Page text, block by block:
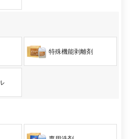
特殊機能剥離剤